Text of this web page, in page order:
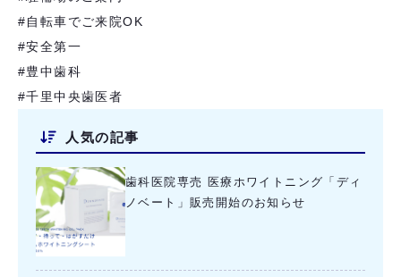
#自転車でご来院OK
#安全第一
#豊中歯科
#千里中央歯医者
人気の記事
歯科医院専売 医療ホワイトニング「ディ
ノベート」販売開始のお知らせ